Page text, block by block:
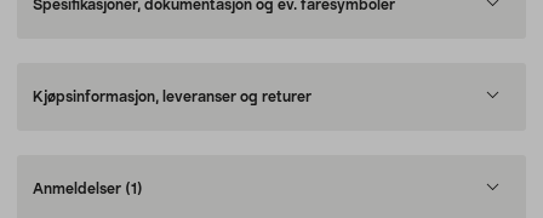
Spesifikasjoner, dokumentasjon og ev. faresymboler
Kjøpsinformasjon, leveranser og returer
Anmeldelser (1)